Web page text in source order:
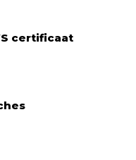
certificaat